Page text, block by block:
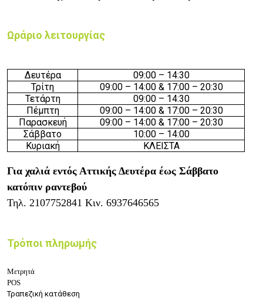
Ωράριο λειτουργίας
Δευτέρα
09:00 – 14:30
Τρίτη
09:00 – 14:00 & 17:00 – 20:30
Τετάρτη
09:00 – 14:30
Πέμπτη
09:00 – 14:00 & 17:00 – 20:30
Παρασκευή
09:00 – 14:00 & 17:00 – 20:30
Σάββατο
10:00 – 14:00
Κυριακή
ΚΛΕΙΣΤΑ
Για χαλιά εντός Αττικής Δευτέρα έως Σάββατο
κατόπιν ραντεβού
Τηλ. 2107752841 Κιν. 6937646565
Τρόποι πληρωμής
Μετρητά
POS
Τραπεζική κατάθεση